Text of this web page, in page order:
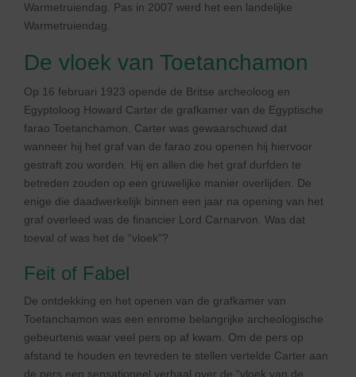
Warmetruiendag. Pas in 2007 werd het een landelijke
Warmetruiendag.
De vloek van Toetanchamon
Op 16 februari 1923 opende de Britse archeoloog en
Egyptoloog Howard Carter de grafkamer van de Egyptische
farao Toetanchamon. Carter was gewaarschuwd dat
wanneer hij het graf van de farao zou openen hij hiervoor
gestraft zou worden. Hij en allen die het graf durfden te
betreden zouden op een gruwelijke manier overlijden. De
enige die daadwerkelijk binnen een jaar na opening van het
graf overleed was de financier Lord Carnarvon. Was dat
toeval of was het de “vloek”?
Feit of Fabel
De ontdekking en het openen van de grafkamer van
Toetanchamon was een enrome belangrijke archeologische
gebeurtenis waar veel pers op af kwam. Om de pers op
afstand te houden en tevreden te stellen vertelde Carter aan
de pers een sensationeel verhaal over de “vloek van de